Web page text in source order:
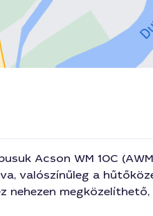
Acson WM 10C
valószínűleg a